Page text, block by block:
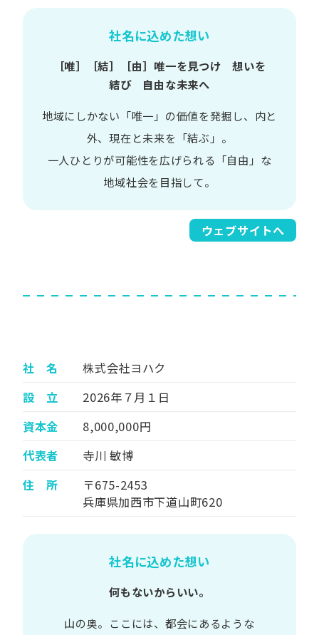
社名に込めた想い
［唯］​［結］​［由］ 唯一を​見つけ 想いを​
結び 自由な​未来へ
地域に​しかない​「唯一」の​価値を​発掘し、 内と​
外、​現在と​未来を​「結ぶ」。
一人​ひとりが​可能性を​広げられる 「自由」な​
地域社会を​目指して。​
ウェブサイトへ
社 名
株式会社ヨハク
設 立
2026年７月１日
資本金
8,000,000円
代表者
寺川 敏博
住 所
〒675-2453
兵庫県加西市下道山町620
社名に込めた想い
何もないからいい。
山の​奥。​ここには、​都会に​あるような​